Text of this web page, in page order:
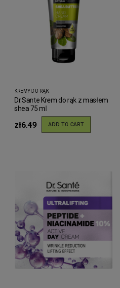
KREMY DO RĄK
Dr.Sante Krem do rąk z masłem
shea 75 ml
zł6.49 ADD TO CART